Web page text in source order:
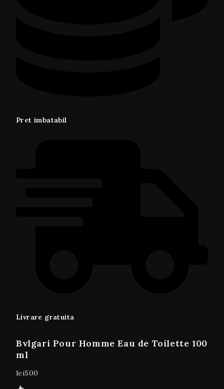
Pret imbatabil
Livrare gratuita
Bvlgari Pour Homme Eau de Toilette 100
ml
lei500